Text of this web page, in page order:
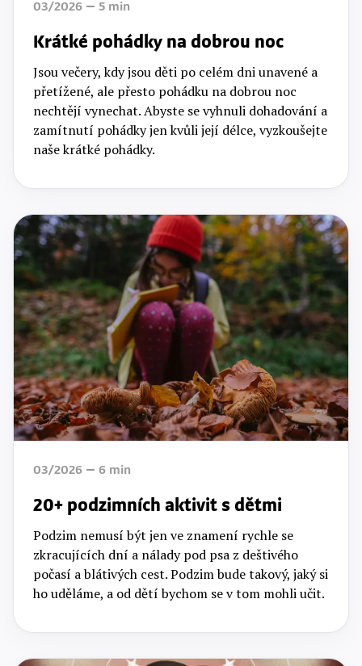
03/2026 5 min
Krátké pohádky na dobrou noc
Jsou večery, kdy jsou děti po celém dni unavené a
přetížené, ale přesto pohádku na dobrou noc
nechtějí vynechat. Abyste se vyhnuli dohadování a
zamítnutí pohádky jen kvůli její délce, vyzkoušejte
naše krátké pohádky.
03/2026 6 min
20+ podzimních aktivit s dětmi
Podzim nemusí být jen ve znamení rychle se
zkracujících dní a nálady pod psa z deštivého
počasí a blátivých cest. Podzim bude takový, jaký si
ho uděláme, a od dětí bychom se v tom mohli učit.